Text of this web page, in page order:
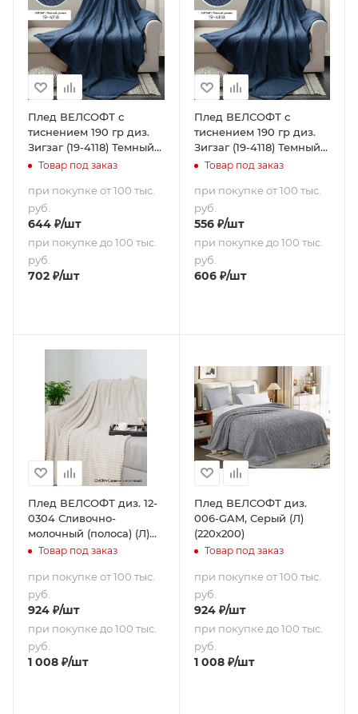
Плед ВЕЛСОФТ с
тиснением 190 гр диз.
Зигзаг (19-4118) Темный
деним (180х200)
Товар под заказ
при покупке от 100 тыс.
руб.
644 ₽/шт
при покупке до 100 тыс.
руб.
702 ₽/шт
Плед ВЕЛСОФТ с
тиснением 190 гр диз.
Зигзаг (19-4118) Темный
деним (150х200)
Товар под заказ
при покупке от 100 тыс.
руб.
556₽/шт
при покупке до 100 тыс.
руб.
606₽/шт
Плед ВЕЛСОФТ диз. 12-
0304 Сливочно-
молочный (полоса) (Л)
(220х200)
Товар под заказ
при покупке от 100 тыс.
руб.
924 ₽/шт
при покупке до 100 тыс.
руб.
1 008 ₽/шт
Плед ВЕЛСОФТ диз.
006-GAM, Серый (Л)
(220х200)
Товар под заказ
при покупке от 100 тыс.
руб.
924₽/шт
при покупке до 100 тыс.
руб.
1 008₽/шт